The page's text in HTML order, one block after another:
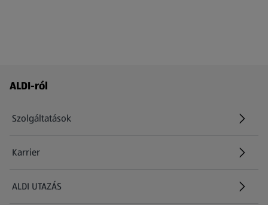
Láblécmenü - további linkek
ALDI-ról
Szolgáltatások
Karrier
(új oldalon nyílik meg)
ALDI UTAZÁS
(új oldalon nyílik meg)